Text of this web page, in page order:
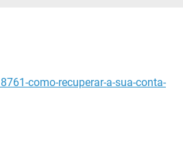
como-recuperar-a-sua-conta-